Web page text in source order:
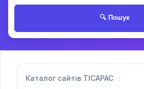
🔍 Пошук
Каталог сайтів TICAPAC